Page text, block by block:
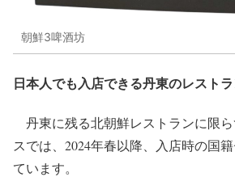
朝鮮3啤酒坊
日本人でも入店できる丹東のレスト
丹東に残る北朝鮮レストランに限
スでは、2024年春以降、入店時の国
ています。